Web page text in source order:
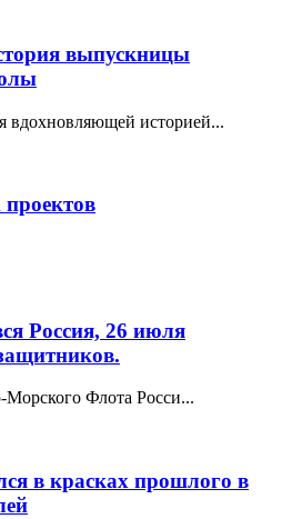
выпускницы
вдохновляющей историей...
Россия, 26 июля
Флота Росси...
в красках прошлого в